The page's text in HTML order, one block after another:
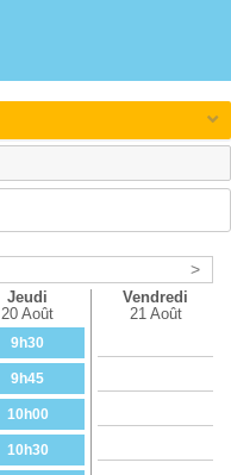
>
Jeudi
20 Août
9h30
9h45
10h00
10h30
Vendredi
21 Août